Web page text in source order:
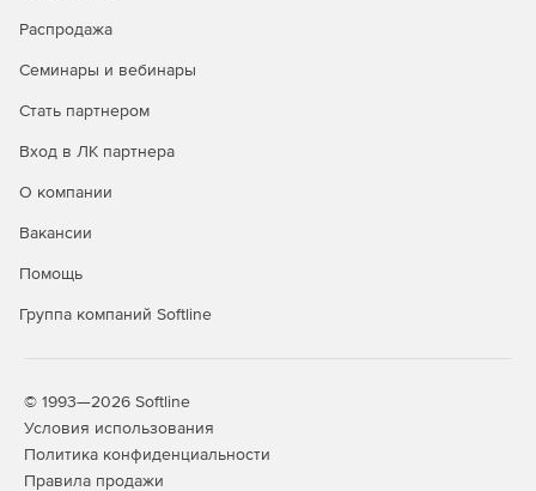
Распродажа
Семинары и вебинары
Стать партнером
Вход в ЛК партнера
О компании
Вакансии
Помощь
Группа компаний Softline
© 1993—2026 Softline
Условия использования
Политика конфиденциальности
Правила продажи